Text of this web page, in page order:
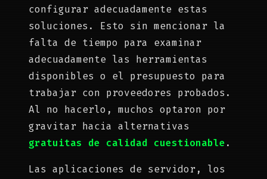
configurar adecuadamente estas
soluciones. Esto sin mencionar la
falta de tiempo para examinar
adecuadamente las herramientas
disponibles o el presupuesto para
trabajar con proveedores probados.
Al no hacerlo, muchos optaron por
gravitar hacia alternativas
gratuitas de calidad cuestionable.
Las aplicaciones de servidor, los